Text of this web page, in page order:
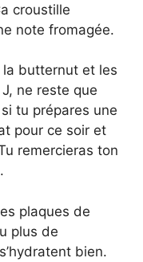
croustille
note fromagée.
la butternut et les
ne reste que
tu prépares une
pour ce soir et
remercieras ton
plaques de
plus de
bien.